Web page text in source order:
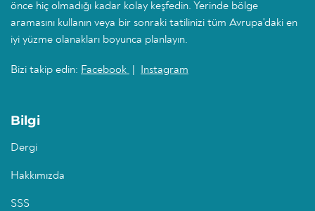
önce hiç olmadığı kadar kolay keşfedin. Yerinde bölge
aramasını kullanın veya bir sonraki tatilinizi tüm Avrupa'daki en
iyi yüzme olanakları boyunca planlayın.
Bizi takip edin: Facebook Instagram
Bilgi
Dergi
Hakkımızda
SSS